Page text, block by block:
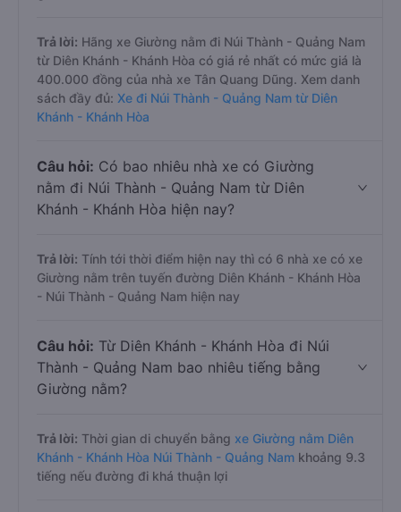
Trả lời: Hãng xe Giường nằm đi Núi Thành - Quảng Nam
từ Diên Khánh - Khánh Hòa có giá rẻ nhất có mức giá là
400.000 đồng của nhà xe Tân Quang Dũng. Xem danh
sách đầy đủ: Xe đi Núi Thành - Quảng Nam từ Diên
Khánh - Khánh Hòa
Câu hỏi: Có bao nhiêu nhà xe có Giường
nằm đi Núi Thành - Quảng Nam từ Diên
Khánh - Khánh Hòa hiện nay?
Trả lời: Tính tới thời điểm hiện nay thì có 6 nhà xe có xe
Giường nằm trên tuyến đường Diên Khánh - Khánh Hòa
- Núi Thành - Quảng Nam hiện nay
Câu hỏi: Từ Diên Khánh - Khánh Hòa đi Núi
Thành - Quảng Nam bao nhiêu tiếng bằng
Giường nằm?
Trả lời: Thời gian di chuyển bằng xe Giường nằm Diên
Khánh - Khánh Hòa Núi Thành - Quảng Nam khoảng 9.3
tiếng nếu đường đi khá thuận lợi